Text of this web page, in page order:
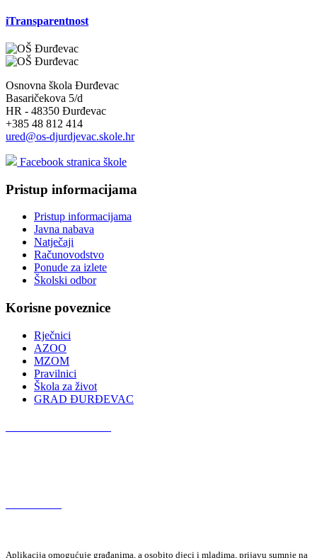
iTransparentnost
Osnovna škola Đurđevac
Basaričekova 5/d
HR - 48350 Đurđevac
+385 48 812 414
ured@os-djurdjevac.skole.hr
Facebook stranica škole
Pristup informacijama
Pristup informacijama
Javna nabava
Natječaji
Računovodstvo
Ponude za izlete
Školski odbor
Korisne poveznice
Rječnici
AZOO
MZOM
Pravilnici
Škola za život
GRAD ĐURĐEVAC
Aplikacija omogućuje građanima, a osobito djeci i mladima, prijavu sumnje na